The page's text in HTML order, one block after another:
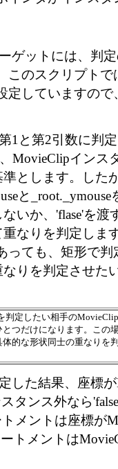
ゲットには、判
このスクリプトで
定していますので
1と第2引数に判
MovieClipインス
とします。した
と
いか、'flase'を渡
なりを判定しま
っても、矩形で
りを判定させた
判定したい相手の
つだけになります。この
的な形状同士の重なりを
した結果、座標
タンス外なら
メントは座標が
トメントは